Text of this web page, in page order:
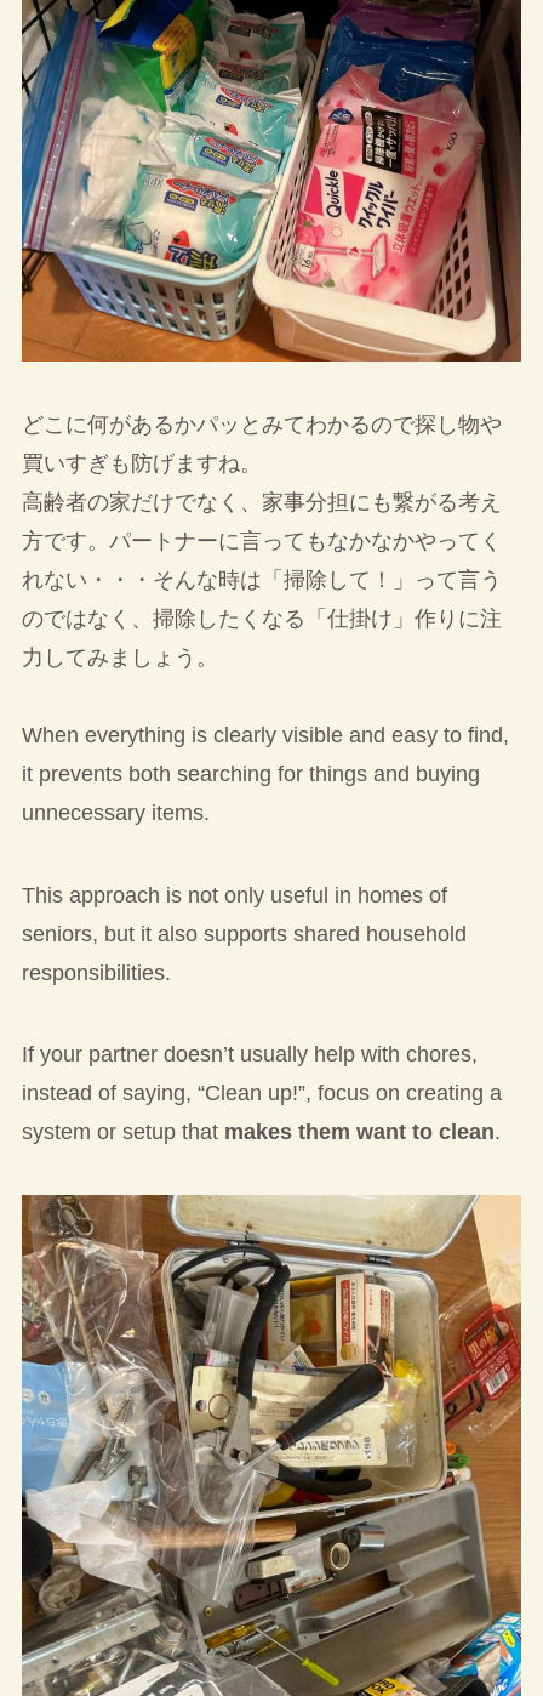
どこに何があるかパッとみてわかるので探し物や
買いすぎも防げますね。
高齢者の家だけでなく、家事分担にも繋がる考え
方です。パートナーに言ってもなかなかやってく
れない・・・そんな時は「掃除して！」って言う
のではなく、掃除したくなる「仕掛け」作りに注
力してみましょう。
When everything is clearly visible and easy to find,
it prevents both searching for things and buying
unnecessary items.
This approach is not only useful in homes of
seniors, but it also supports shared household
responsibilities.
If your partner doesn’t usually help with chores,
instead of saying, “Clean up!”, focus on creating a
system or setup that makes them want to clean.